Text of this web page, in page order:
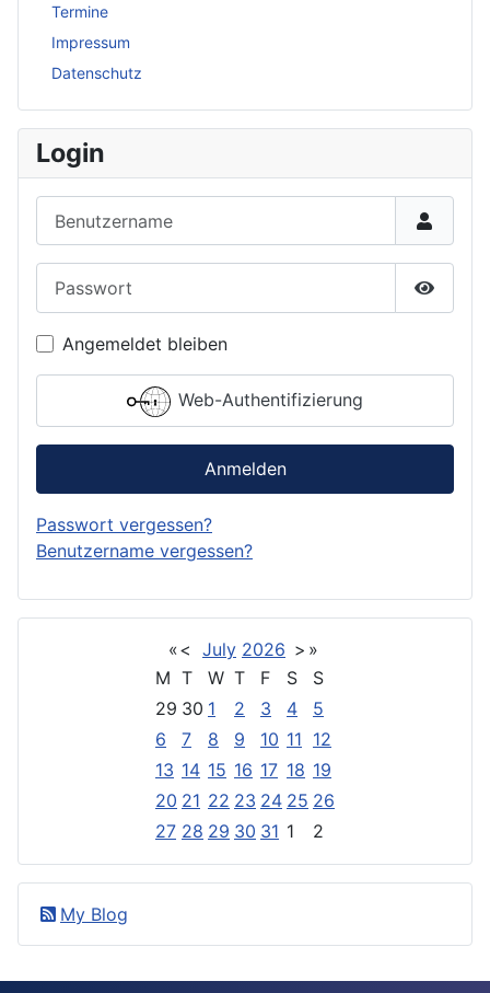
Termine
Impressum
Datenschutz
Login
Angemeldet bleiben
Web-Authentifizierung
Anmelden
Passwort vergessen?
Benutzername vergessen?
«< July 2026 > »
M T W T F S
S
29 30 1 2 3 4
5
6
7 8 9 10 11 12
13 14 15 16 17 18 19
20 21 22 23 24 25 26
27 28 29 30 31 1 2
My Blog